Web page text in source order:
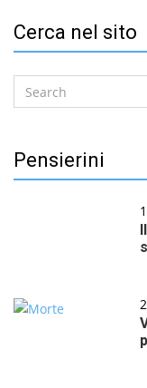
Cerca nel sito
Search
for:
Pensierini